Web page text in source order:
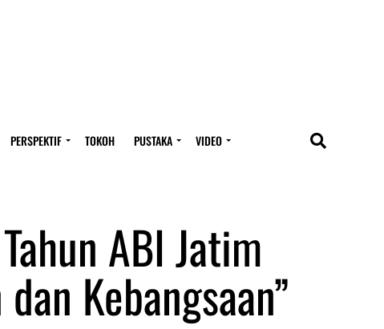
PERSPEKTIF TOKOH PUSTAKA VIDEO
ABI Jatim
Kebangsaan”